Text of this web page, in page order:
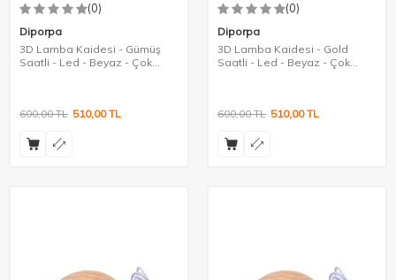
(0)
Diporpa
3D Lamba Kaidesi - Gümüş
Saatli - Led - Beyaz - Çok
600,00TL 510,00TL
(0)
Diporpa
3D Lamba Kaidesi - Gold
Saatli - Led - Beyaz - Çok
600,00TL 510,00TL